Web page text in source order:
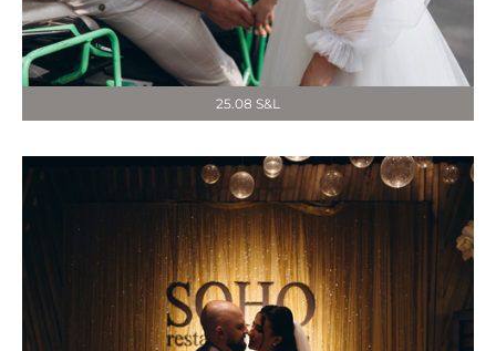
25.08 S&L